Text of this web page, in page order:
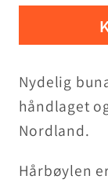
Nydelig
håndlaget
Nordland.
Hårbøylen